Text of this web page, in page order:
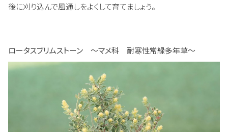
後に刈り込んで風通しをよくして育てましょう。
ロータスブリムストーン ～マメ科 耐寒性常緑多年草～